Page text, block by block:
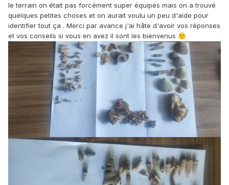
le terrain on était pas forcément super équipés mais on a trouvé
quelques petites choses et on aurait voulu un peu d'aide pour
identifier tout ça . Merci par avance j'ai hâte d'avoir vos réponses
et vos conseils si vous en avez il sont les bienvenus 🙂